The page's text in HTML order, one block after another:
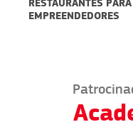
RESTAURANTES PARA
EMPREENDEDORES